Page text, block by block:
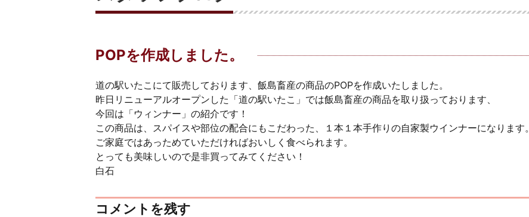
POPを作成しました。
道の駅いたこにて販売しております、飯島畜産の商品のPOPを作成いたしました。
昨日リニューアルオープンした「道の駅いたこ」では飯島畜産の商品を取り扱っております、
今回は「ウィンナー」の紹介です！
この商品は、スパイスや部位の配合にもこだわった、１本１本手作りの自家製ウインナーになります。
ご家庭ではあっためていただければおいしく食べられます。
とっても美味しいので是非買ってみてください！
白石
コメントを残す